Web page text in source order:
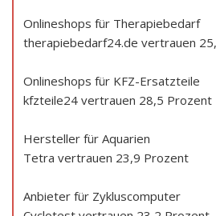
Onlineshops für Therapiebedarf
therapiebedarf24.de vertrauen
Onlineshops für KFZ-Ersatzteile
kfzteile24 vertrauen 28,5 Prozent
Hersteller für Aquarien
Tetra vertrauen 23,9 Prozent
Anbieter für Zykluscomputer